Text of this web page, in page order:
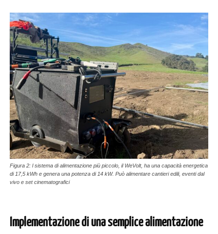
Figura 2: l sistema di alimentazione più piccolo, il WeVolt, ha una capacità energetica
di 17,5 kWh e genera una potenza di 14 kW. Può alimentare cantieri edili, eventi dal
vivo e set cinematografici
Implementazione di una semplice alimentazione